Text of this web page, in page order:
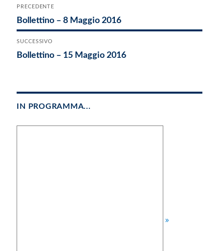
Navigazione
articoli
PRECEDENTE
Articolo
precedente:
Bollettino – 8 Maggio 2016
SUCCESSIVO
Articolo
Bollettino – 15 Maggio 2016
IN PROGRAMMA...
»